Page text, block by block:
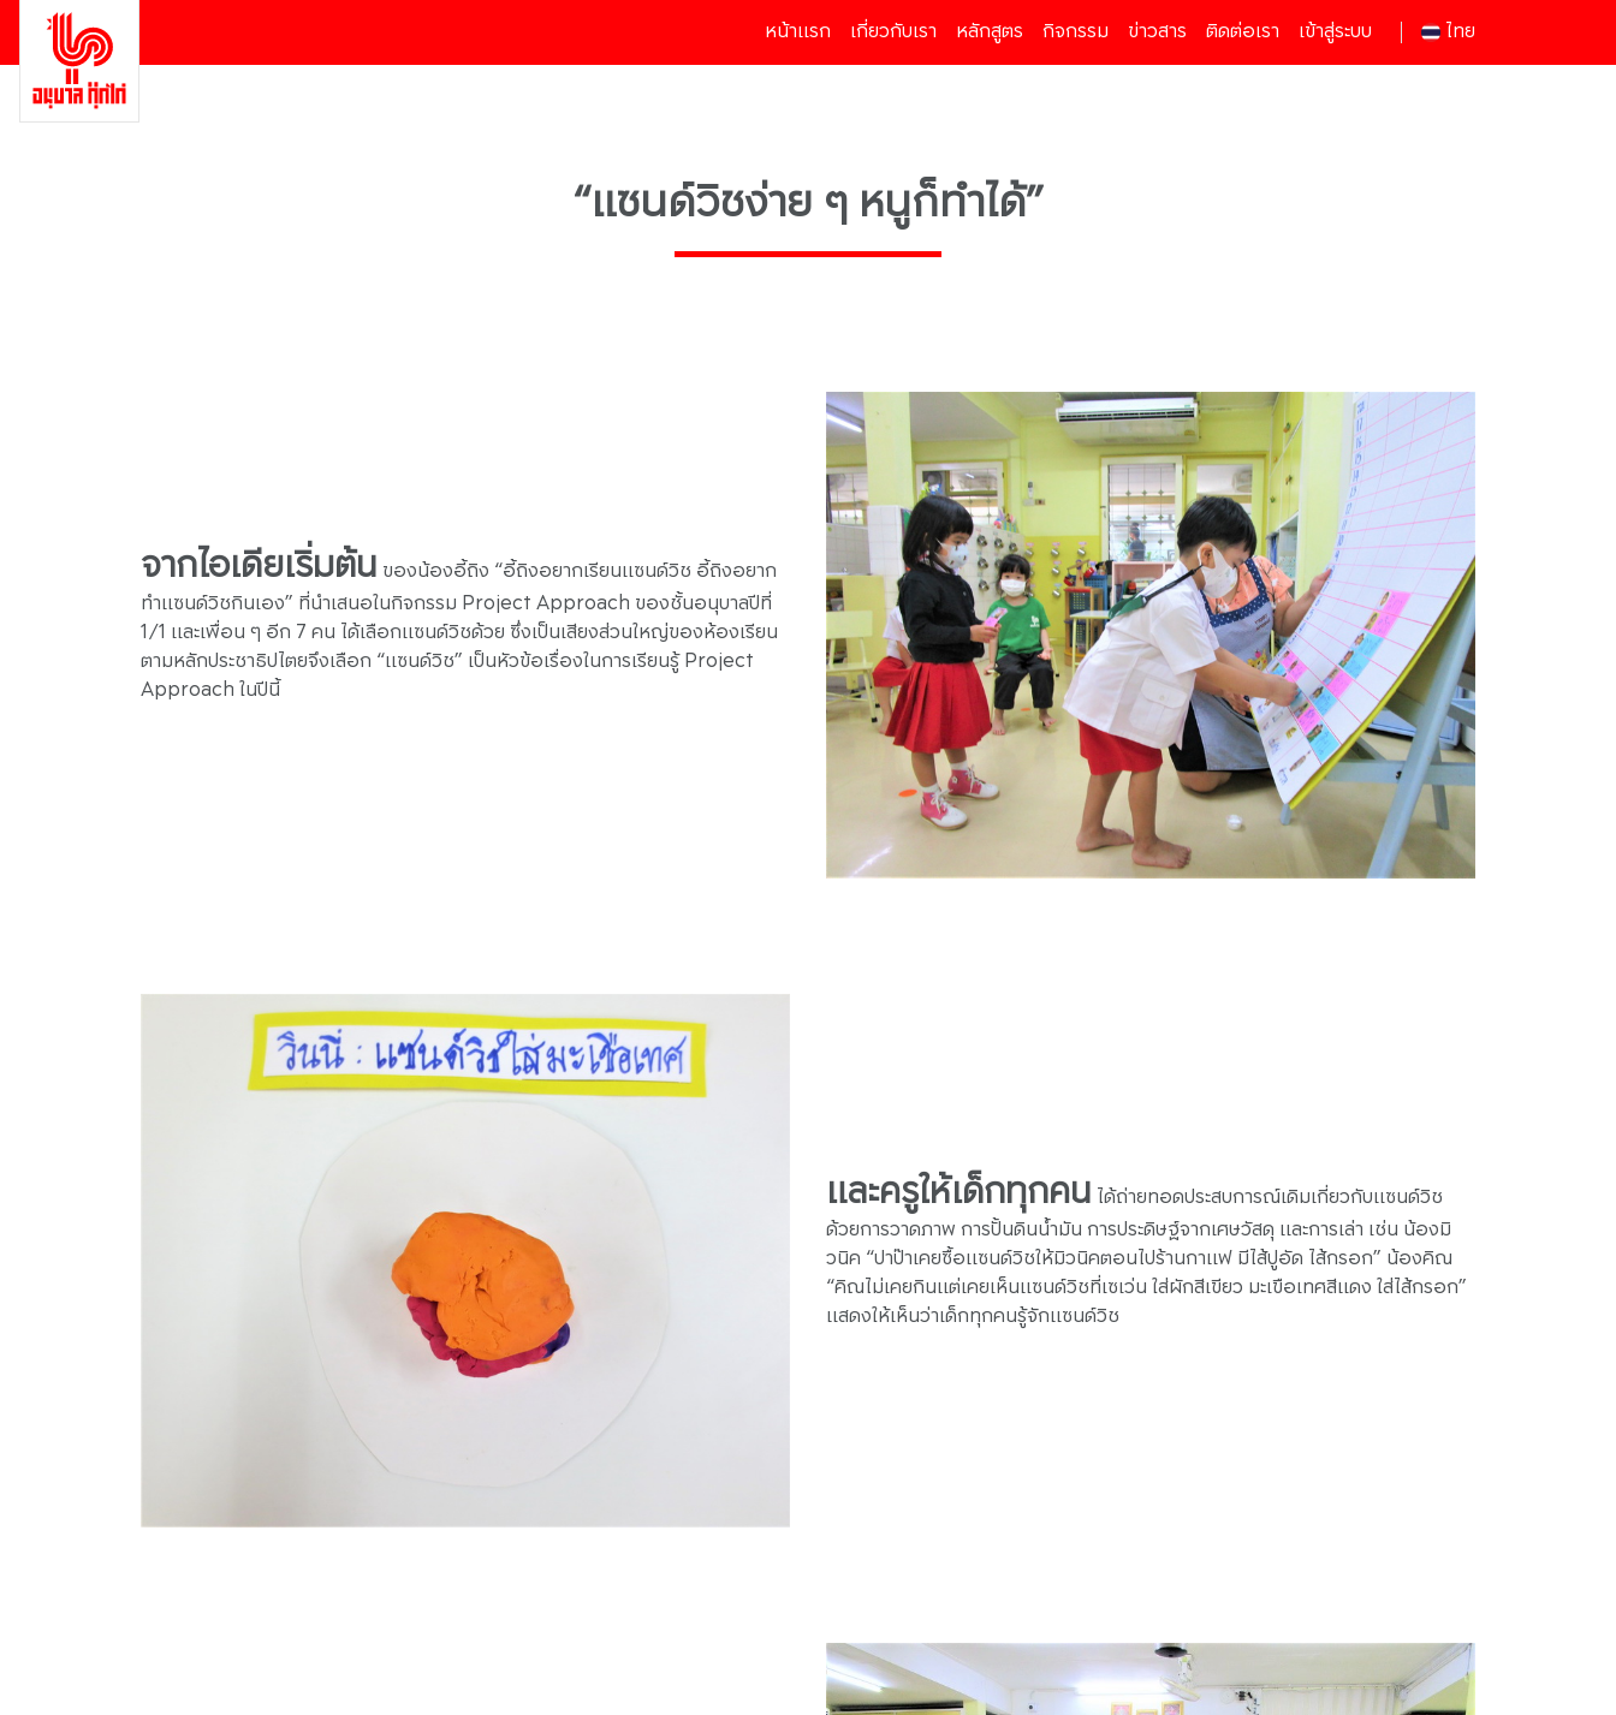
หน้าแรก (current)
เกี่ยวกับเรา หลักสูตร กิจกรรม ข่าวสาร ติดต่อเรา เข้าสู่ระบบ ไทย
“แซนด์วิชง่าย ๆ หนูก็ทำได้”
จากไอเดียเริ่มต้น ของน้องอี้ถิง “อี้ถิงอยากเรียนแซนด์วิช อี้ถิงอยาก
ทำแซนด์วิชกินเอง” ที่นำเสนอในกิจกรรม Project Approach ของชั้นอนุบาลปีที่
1/1 และเพื่อน ๆ อีก 7 คน ได้เลือกแซนด์วิชด้วย ซึ่งเป็นเสียงส่วนใหญ่ของห้องเรียน
ตามหลักประชาธิปไตยจึงเลือก “แซนด์วิช” เป็นหัวข้อเรื่องในการเรียนรู้ Project
Approach ในปีนี้
และครูให้เด็กทุกคน ได้ถ่ายทอดประสบการณ์เดิมเกี่ยวกับแซนด์วิช
ด้วยการวาดภาพ การปั้นดินน้ำมัน การประดิษฐ์จากเศษวัสดุ และการเล่า เช่น น้องมิ
วนิค “ปาป๊าเคยซื้อแซนด์วิชให้มิวนิคตอนไปร้านกาแฟ มีไส้ปูอัด ไส้กรอก” น้องคิณ
“คิณไม่เคยกินแต่เคยเห็นแซนด์วิชที่เซเว่น ใส่ผักสีเขียว มะเขือเทศสีแดง ใส่ไส้กรอก”
แสดงให้เห็นว่าเด็กทุกคนรู้จักแซนด์วิช